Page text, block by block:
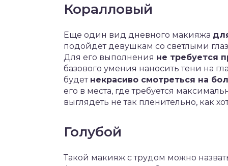
Коралловый
Еще один вид дневного макияжа
подойдёт девушкам со светлыми
Для его выполнения не требуется
базового умения наносить тени на
будет некрасиво смотреться на
его в места, где требуется
выглядеть не так пленительно, как
Голубой
Такой макияж с трудом можно